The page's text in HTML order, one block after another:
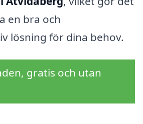
en bra och
lösning för dina behov.
gratis och utan